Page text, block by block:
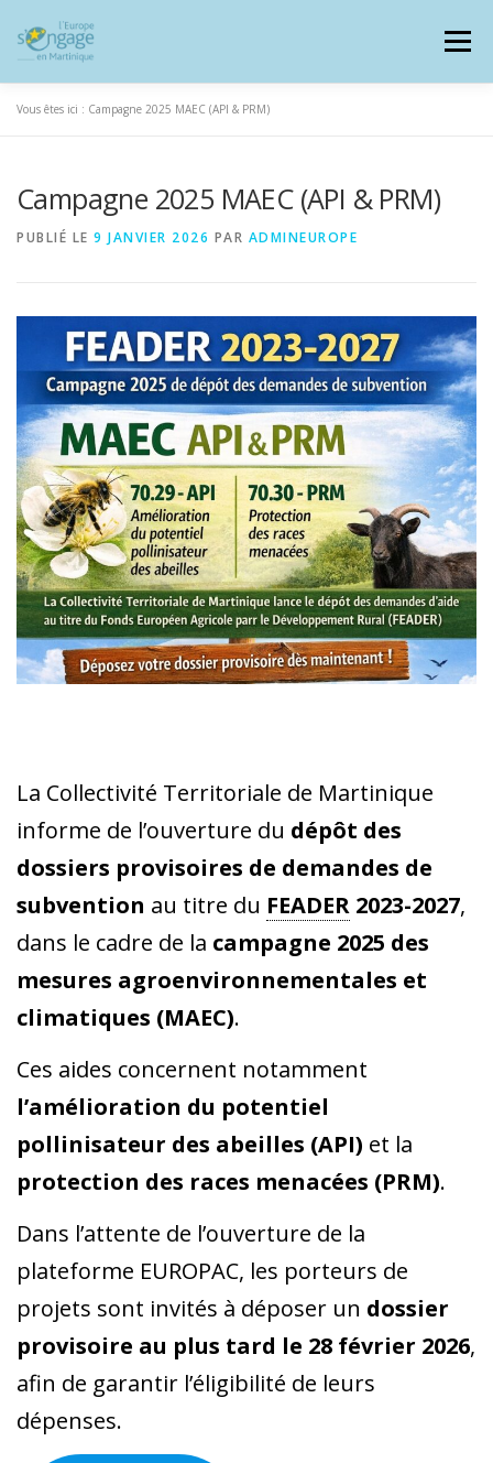
contenu
Menu
PROGRAMMES J’AI UN PROJET
RESSOURCES DOCUMENTAIRES ZOOM EUROPE
SIGNALER UNE FRAUDE
Vous êtes ici : Campagne 2025 MAEC (API & PRM)
Campagne 2025 MAEC (API & PRM)
PUBLIÉ LE 9 JANVIER 2026 PAR ADMINEUROPE
La Collectivité Territoriale de Martinique
informe de l’ouverture du dépôt des
dossiers provisoires de demandes de
subvention au titre du FEADER 2023-2027,
dans le cadre de la campagne 2025 des
mesures agroenvironnementales et
climatiques (MAEC).
Ces aides concernent notamment
l’amélioration du potentiel
pollinisateur des abeilles (API) et la
protection des races menacées (PRM).
Dans l’attente de l’ouverture de la
plateforme EUROPAC, les porteurs de
projets sont invités à déposer un dossier
provisoire au plus tard le 28 février 2026,
afin de garantir l’éligibilité de leurs
dépenses.